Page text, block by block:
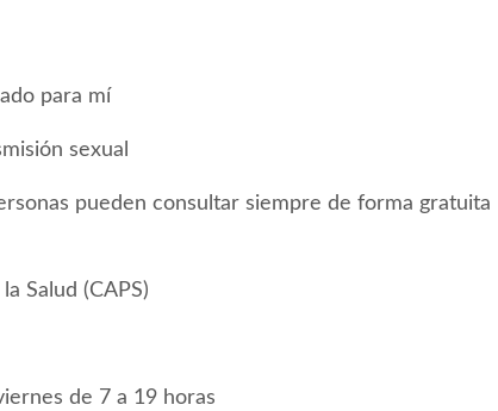
para mí
sexual
pueden consultar siempre de forma gratuita
Salud (CAPS)
de 7 a 19 horas